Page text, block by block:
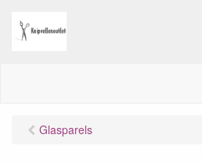
Glasparels